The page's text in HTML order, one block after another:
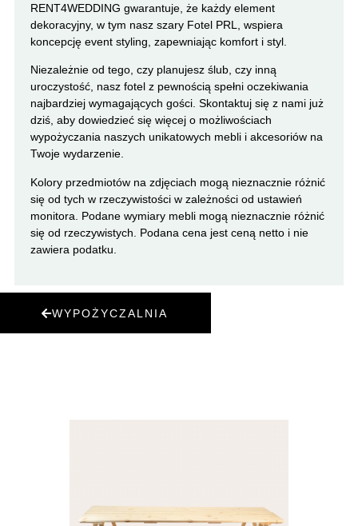
RENT4WEDDING gwarantuje, że każdy element
dekoracyjny, w tym nasz szary Fotel PRL, wspiera
koncepcję event styling, zapewniając komfort i styl.
Niezależnie od tego, czy planujesz ślub, czy inną
uroczystość, nasz fotel z pewnością spełni oczekiwania
najbardziej wymagających gości. Skontaktuj się z nami już
dziś, aby dowiedzieć się więcej o możliwościach
wypożyczania naszych unikatowych mebli i akcesoriów na
Twoje wydarzenie.
Kolory przedmiotów na zdjęciach mogą nieznacznie różnić
się od tych w rzeczywistości w zależności od ustawień
monitora. Podane wymiary mebli mogą nieznacznie różnić
się od rzeczywistych. Podana cena jest ceną netto i nie
zawiera podatku.
WYPOŻYCZALNIA